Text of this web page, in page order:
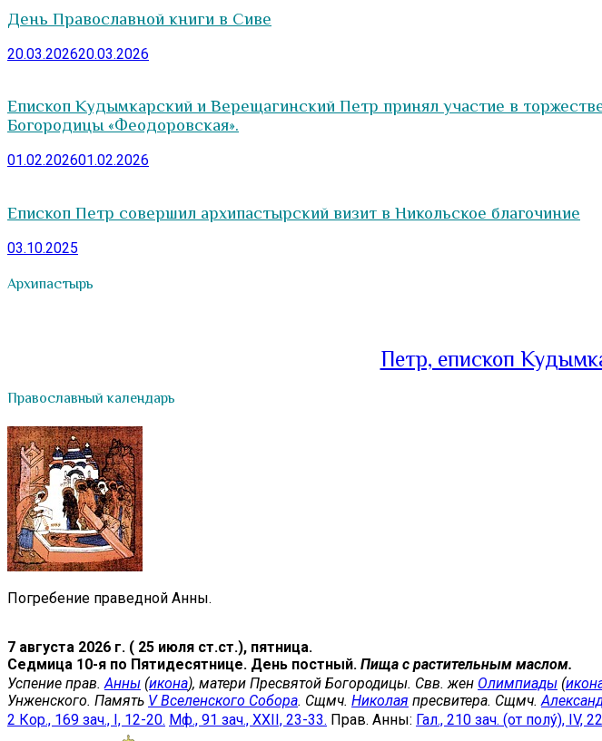
День Православной книги в Сиве
20.03.202620.03.2026
Епископ Кудымкарский и Верещагинский Петр принял участие в
Богородицы «Феодоровская».
01.02.202601.02.2026
Епископ Петр совершил архипастырский визит в Никольское благочиние
03.10.2025
Архипастырь
Петр, епископ
Православный календарь
Погребение праведной Анны.
7 августа 2026 г. ( 25 июля ст.ст.), пятница.
Седмица 10-я по Пятидесятнице. День постный. Пища с растительным маслом.
Успение прав. Анны (икона), матери Пресвятой Богородицы. Свв. жен Олимпиады (
Унженского. Память V Вселенского Собора. Сщмч. Николая пресвитера. Сщмч.
2 Кор., 169 зач., I, 12-20. Мф., 91 зач., XXII, 23-33. Прав. Анны: Гал., 210 зач. (от полу́), IV,